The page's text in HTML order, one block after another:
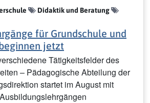
Didaktik und Beratung
für Grundschule und
jetzt
Tätigkeitsfelder des
– Pädagogische Abteilung der
startet im August mit